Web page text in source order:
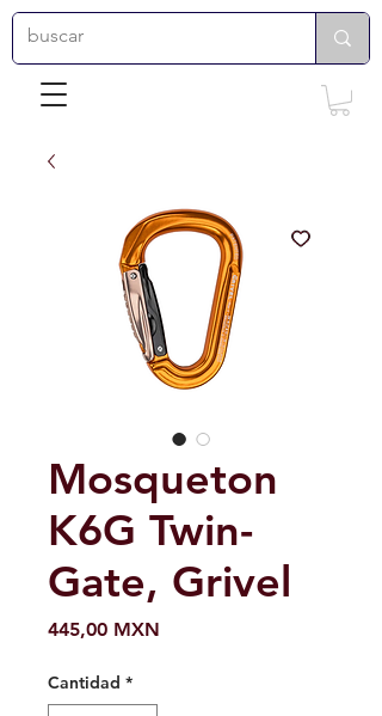
Mosqueton
K6G Twin-
Gate, Grivel
445,00 MXN
Cantidad *